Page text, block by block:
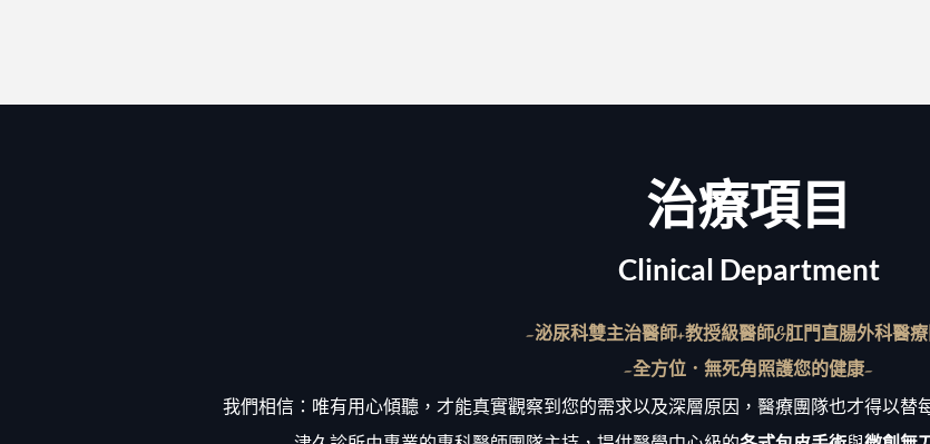
治療項目
Clinical Department
-泌尿科雙主治醫師+教授級醫師&肛門直腸外科醫
-全方位．無死角照護您的健康-
我們相信：唯有用心傾聽，才能真實觀察到您的需求以及深層原因，醫療團隊也才得以替